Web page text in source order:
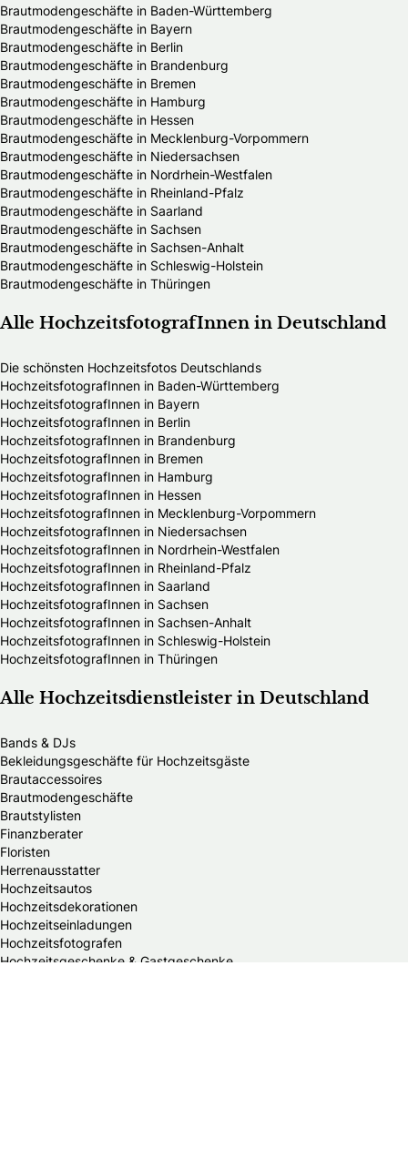
Brautmodengeschäfte in Baden-Württemberg
Brautmodengeschäfte in Bayern
Brautmodengeschäfte in Berlin
Brautmodengeschäfte in Brandenburg
Brautmodengeschäfte in Bremen
Brautmodengeschäfte in Hamburg
Brautmodengeschäfte in Hessen
Brautmodengeschäfte in Mecklenburg-Vorpommern
Brautmodengeschäfte in Niedersachsen
Brautmodengeschäfte in Nordrhein-Westfalen
Brautmodengeschäfte in Rheinland-Pfalz
Brautmodengeschäfte in Saarland
Brautmodengeschäfte in Sachsen
Brautmodengeschäfte in Sachsen-Anhalt
Brautmodengeschäfte in Schleswig-Holstein
Brautmodengeschäfte in Thüringen
Alle HochzeitsfotografInnen in Deutschland
Die schönsten Hochzeitsfotos Deutschlands
HochzeitsfotografInnen in Baden-Württemberg
HochzeitsfotografInnen in Bayern
HochzeitsfotografInnen in Berlin
HochzeitsfotografInnen in Brandenburg
HochzeitsfotografInnen in Bremen
HochzeitsfotografInnen in Hamburg
HochzeitsfotografInnen in Hessen
HochzeitsfotografInnen in Mecklenburg-Vorpommern
HochzeitsfotografInnen in Niedersachsen
HochzeitsfotografInnen in Nordrhein-Westfalen
HochzeitsfotografInnen in Rheinland-Pfalz
HochzeitsfotografInnen in Saarland
HochzeitsfotografInnen in Sachsen
HochzeitsfotografInnen in Sachsen-Anhalt
HochzeitsfotografInnen in Schleswig-Holstein
HochzeitsfotografInnen in Thüringen
Alle Hochzeitsdienstleister in Deutschland
Bands & DJs
Bekleidungsgeschäfte für Hochzeitsgäste
Brautaccessoires
Brautmodengeschäfte
Brautstylisten
Finanzberater
Floristen
Herrenausstatter
Hochzeitsautos
Hochzeitsdekorationen
Hochzeitseinladungen
Hochzeitsfotografen
Hochzeitsgeschenke & Gastgeschenke